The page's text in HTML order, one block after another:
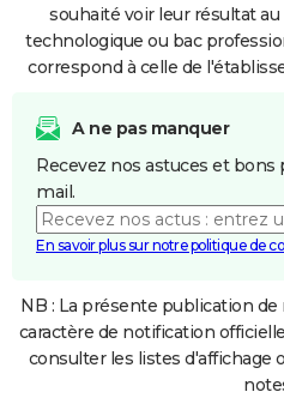
souhaité voir leur résultat au
technologique ou bac
correspond à celle de
A ne pas manquer
Recevez nos astuces et
mail.
En savoir plus sur notre politique de
NB : La présente publication
caractère de notification
consulter les listes d'affichage